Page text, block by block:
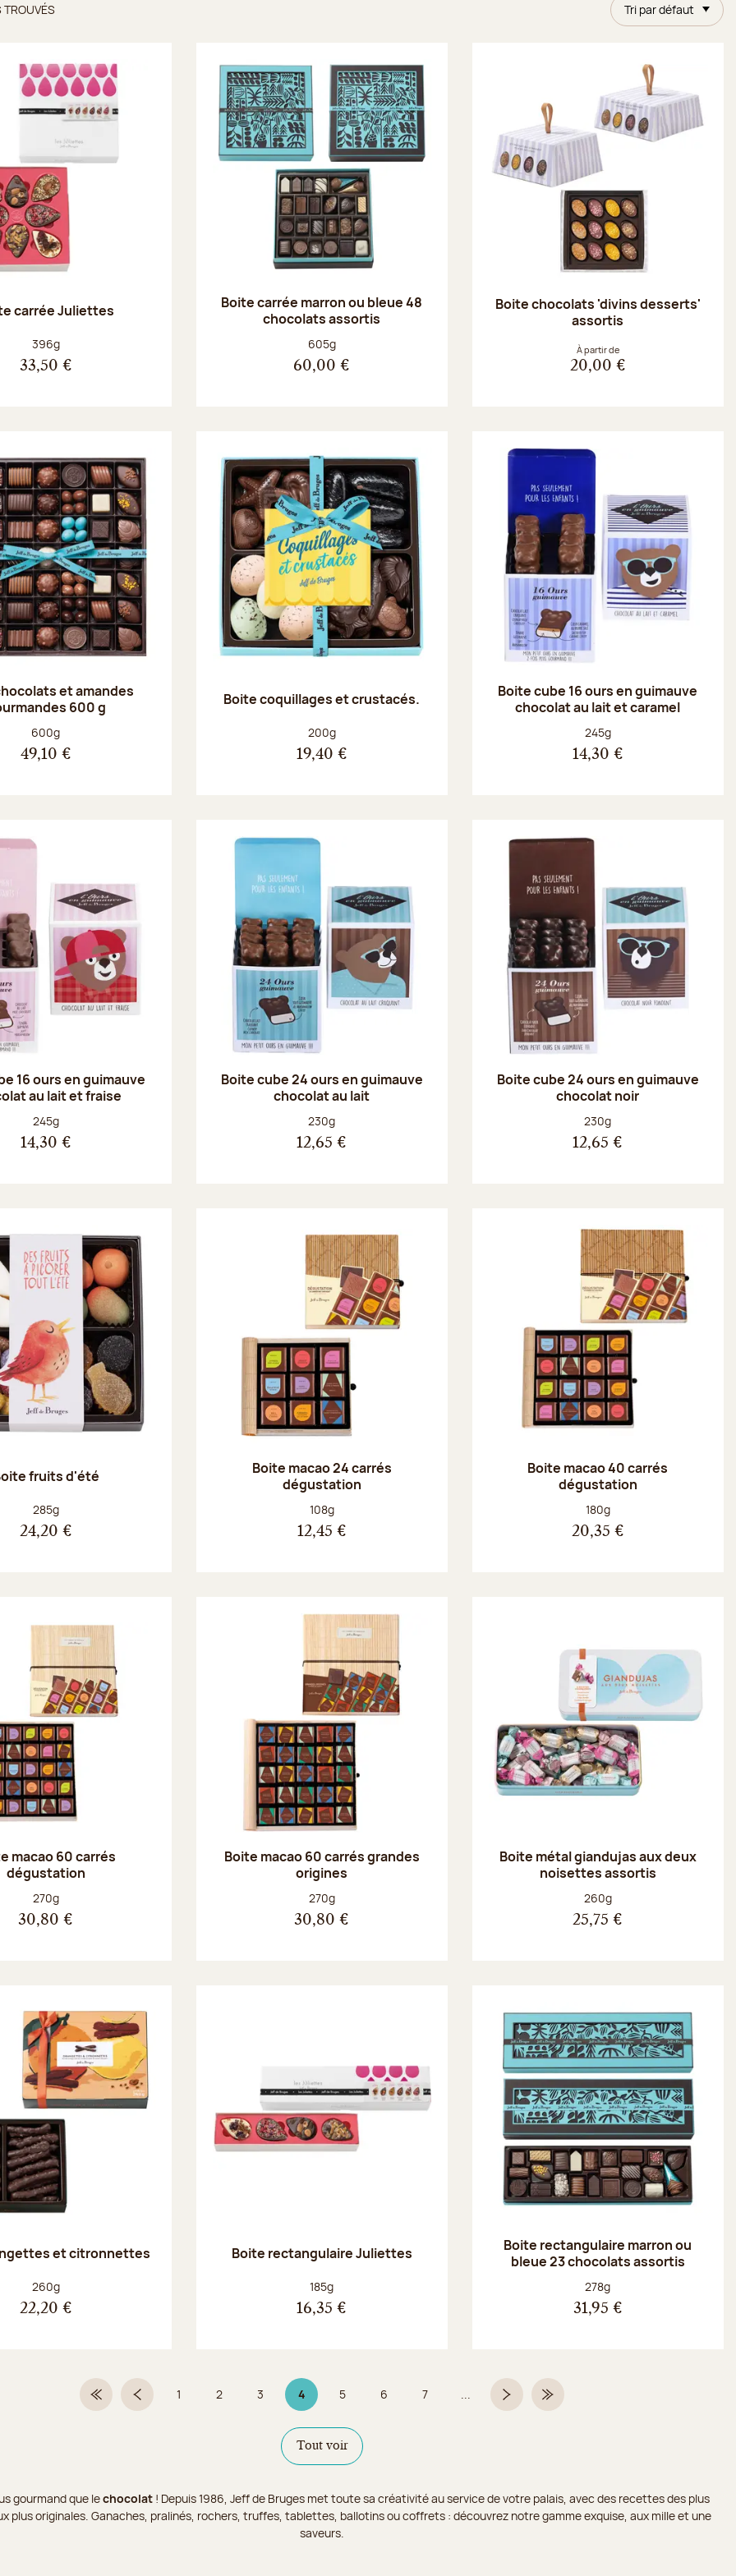
Tri par défaut
trouvés
TROUVÉS
carrée Juliettes
Poids net :
396g
33,50 €
Boite carrée marron ou bleue 48
chocolats assortis
Poids net :
605g
60,00 €
Boite chocolats 'divins desserts'
assortis
À partir de
20,00 €
et amandes
600 g
Poids net :
600g
49,10 €
Boite coquillages et crustacés.
Poids net :
200g
19,40 €
Boite cube 16 ours en guimauve
chocolat au lait et caramel
Poids net :
245g
14,30 €
16 ours en guimauve
au lait et fraise
Poids net :
245g
14,30 €
Boite cube 24 ours en guimauve
chocolat au lait
Poids net :
230g
12,65 €
Boite cube 24 ours en guimauve
chocolat noir
Poids net :
230g
12,65 €
fruits d'été
Poids net :
285g
24,20 €
Boite macao 24 carrés
dégustation
Poids net :
108g
12,45 €
Boite macao 40 carrés
dégustation
Poids net :
180g
20,35 €
macao 60 carrés
dégustation
Poids net :
270g
30,80 €
Boite macao 60 carrés grandes
origines
Poids net :
270g
30,80 €
Boite métal giandujas aux deux
noisettes assortis
Poids net :
260g
25,75 €
et citronnettes
Poids net :
260g
22,20 €
Boite rectangulaire Juliettes
Poids net :
185g
16,35 €
Boite rectangulaire marron ou
bleue 23 chocolats assortis
Poids net :
278g
31,95 €
Première pagePage précédente
Page
1 Page
2 Page
3 4Page 4 sur 9
Page
5 Page
6 Page
7 ... Page suivanteDernière page
Tout voir
gourmand que lechocolat! Depuis 1986, Jeff de Bruges met toute sa créativité au service de votre palais, avec des recettes des plus
plus originales. Ganaches, pralinés, rochers, truffes, tablettes, ballotins ou coffrets : découvrez notre gamme exquise, aux mille et une
saveurs.